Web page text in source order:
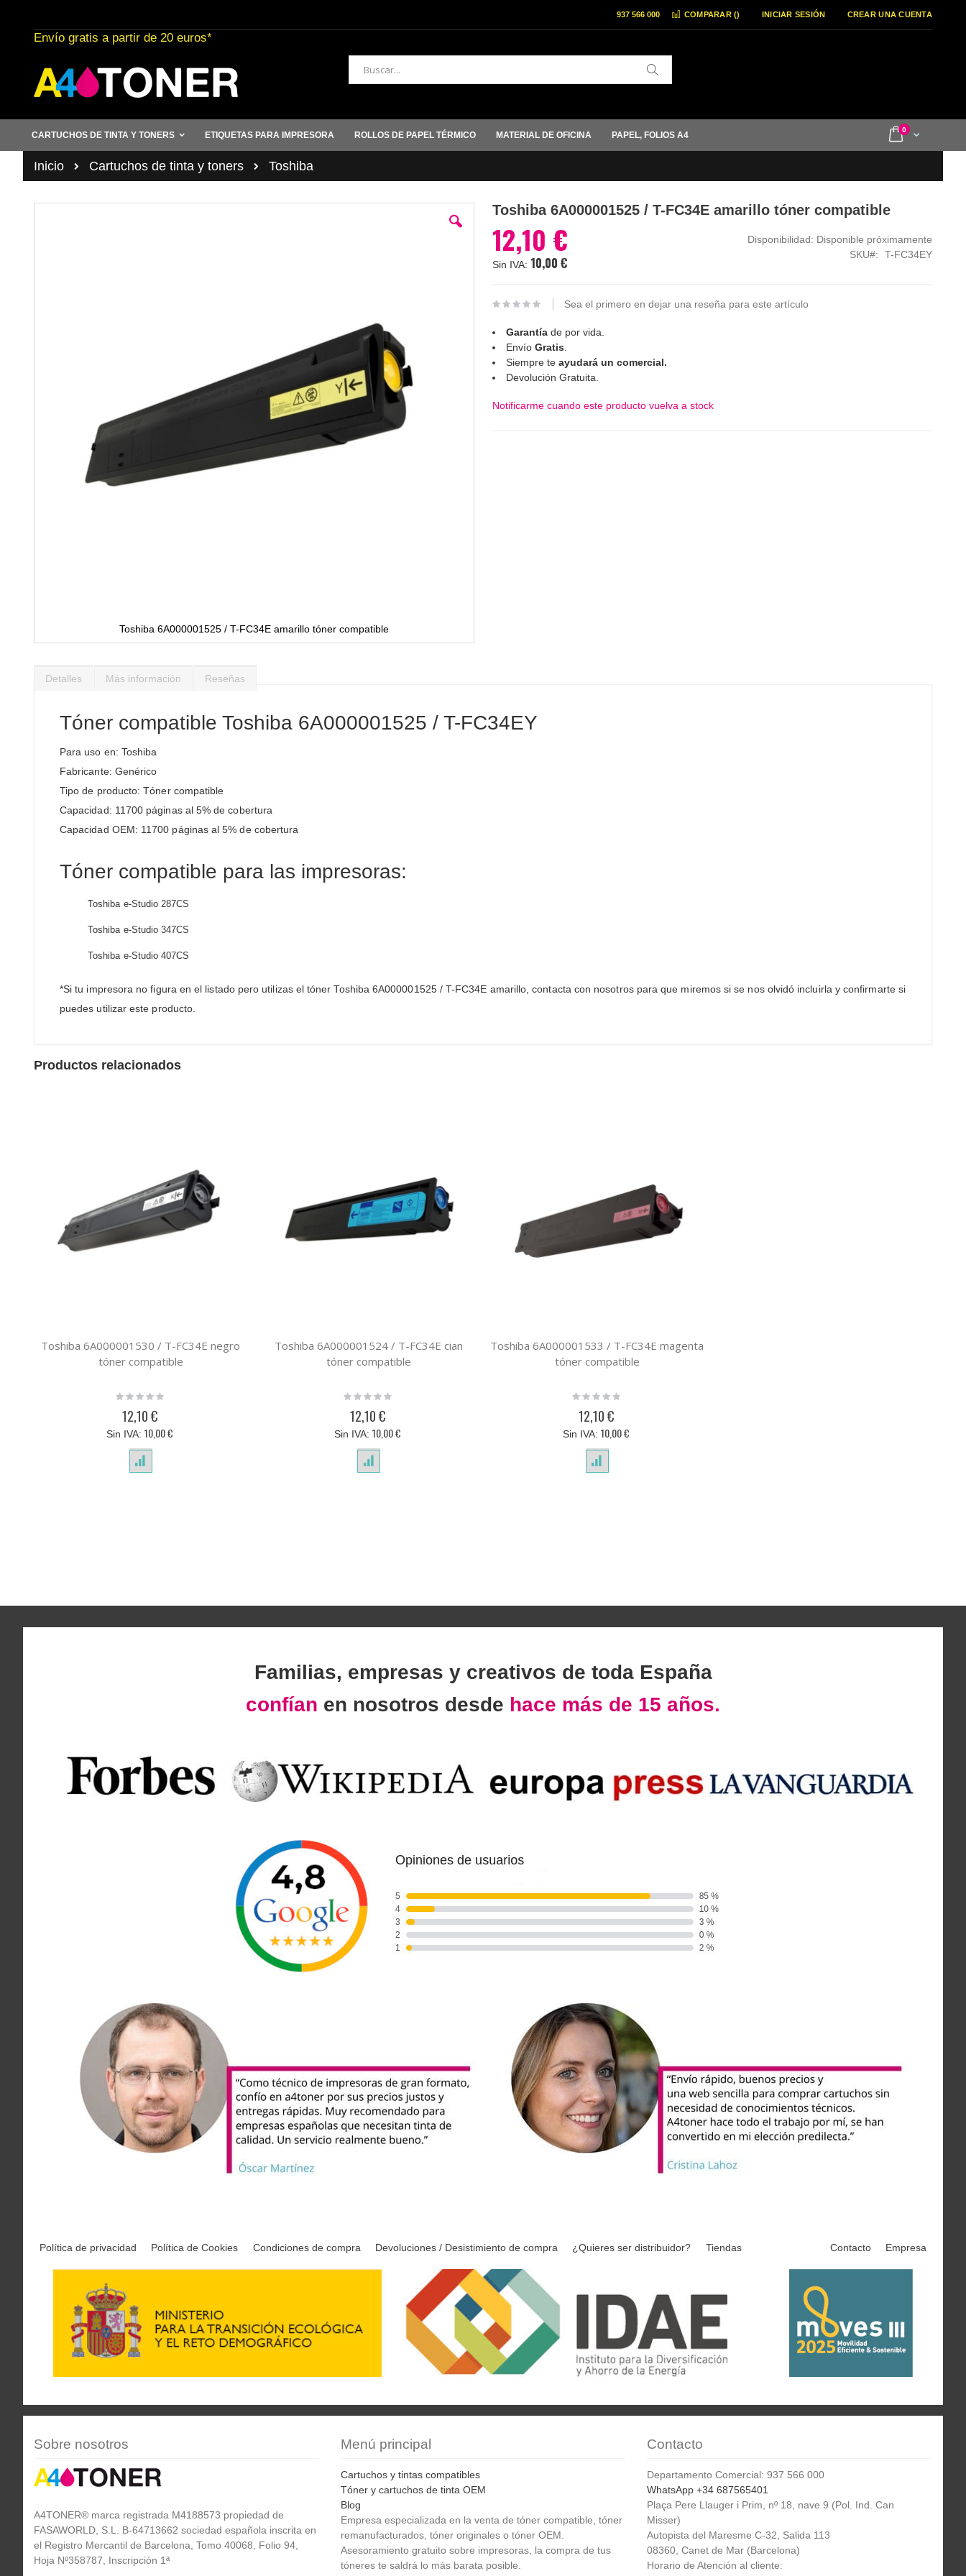
al
contenido
COMPARAR () INICIAR SESIÓN CREAR UNA CUENTA
937 566 000
Envío gratis a partir de 20 euros*
Buscar
Cart
0items
CARTUCHOS DE TINTA Y TONERS ETIQUETAS PARA IMPRESORA ROLLOS DE PAPEL TÉRMICO MATERIAL DE OFICINA PAPEL, FOLIOS A4
Inicio Cartuchos de tinta y toners Toshiba
Toshiba 6A000001525 / T-FC34E amarillo tóner compatible
comienzo
imágenes
Toshiba 6A000001525 / T-FC34E amarillo tóner compatible
12,10 €
10,00 €
Disponibilidad: Disponible próximamente
SKU
T-FC34EY
Sea el primero en dejar una reseña para este artículo
Garantíade por vida.
Envío Gratis
Siempre te ayudará un comercial.
Devolución Gratuita.
Notificarme cuando este producto vuelva a stock
Detalles
Tóner compatible Toshiba 6A000001525 / T-FC34EY
Para uso en: Toshiba
Fabricante: Genérico
Tipo de producto: Tóner compatible
Capacidad: 11700 páginas al 5% de cobertura
Capacidad OEM: 11700 páginas al 5% de cobertura
Tóner compatible para las impresoras:
Toshiba e-Studio 287CS
Toshiba e-Studio 347CS
Toshiba e-Studio 407CS
*Si tu impresora no figura en el listado pero utilizas el tóner Toshiba 6A000001525 / T-FC34E amarillo, contacta con nosotros para que miremos si se nos olvidó incluirla y confirmarte si
puedes utilizar este producto.
Más información Reseñas
Productos relacionados
Toshiba 6A000001530 / T-FC34E negro
tóner compatible
Rating:
12,10 €
10,00 €
Toshiba 6A000001524 / T-FC34E cian
tóner compatible
Rating:
12,10 €
10,00 €
Toshiba 6A000001533 / T-FC34E magenta
tóner compatible
Rating:
12,10 €
10,00 €
Familias, empresas y creativos de toda España
confían en nosotros desde hace más de 15 años.
Política de privacidad Política de Cookies Condiciones de compra Devoluciones / Desistimiento de compra ¿Quieres ser distribuidor? Tiendas Contacto Empresa
Sobre nosotros
A4TONER® marca registrada M4188573 propiedad de
FASAWORLD, S.L. B-64713662 sociedad española inscrita en
el Registro Mercantil de Barcelona, Tomo 40068, Folio 94,
Hoja Nº358787, Inscripción 1ª
Menú principal
Cartuchos y tintas compatibles
Tóner y cartuchos de tinta OEM
Blog
Empresa especializada en la venta de tóner compatible, tóner
remanufacturados, tóner originales o tóner OEM.
Asesoramiento gratuito sobre impresoras, la compra de tus
tóneres te saldrá lo más barata posible.
Contacto
Departamento Comercial: 937 566 000
WhatsApp +34 687565401
Plaça Pere Llauger i Prim, nº 18, nave 9 (Pol. Ind. Can
Misser)
Autopista del Maresme C-32, Salida 113
08360, Canet de Mar (Barcelona)
Horario de Atención al cliente: